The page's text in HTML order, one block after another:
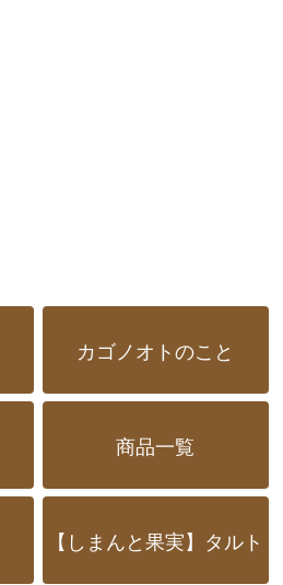
カゴノオトのこと
商品一覧
【しまんと果実】タルト